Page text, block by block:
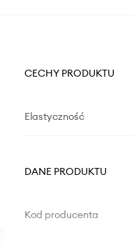
CECHY PRODUKTU
Elastyczność
DANE PRODUKTU
Kod producenta